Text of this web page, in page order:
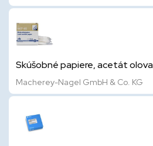
Skúšobné papiere, acetát olova
Macherey-Nagel GmbH & Co. KG